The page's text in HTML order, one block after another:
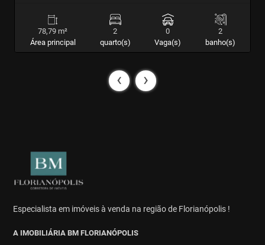
78,79 m²
Área principal
2
quarto(s)
0
Vaga(s)
2
banho(s)
‹ ›
Especialista em imóveis à venda na região de Florianópolis !
A IMOBILIÁRIA BM FLORIANÓPOLIS